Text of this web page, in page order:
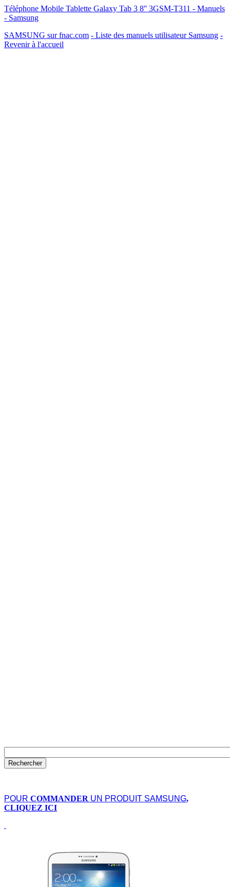
Téléphone Mobile Tablette Galaxy Tab 3 8'' 3GSM-T311 - Manuels
- Samsung
SAMSUNG sur fnac.com - Liste des manuels utilisateur Samsung -
Revenir à l'accueil
POUR COMMANDER UN PRODUIT SAMSUNG,
CLIQUEZ ICI